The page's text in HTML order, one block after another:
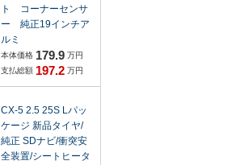
ト コーナーセンサ
ー 純正19インチア
ルミ
本体価格 179.9 万円
支払総額 197.2 万円
CX-5 2.5 25S Lパッ
ケージ 新品タイヤ/
純正 SDナビ/衝突安
全装置/シートヒータ